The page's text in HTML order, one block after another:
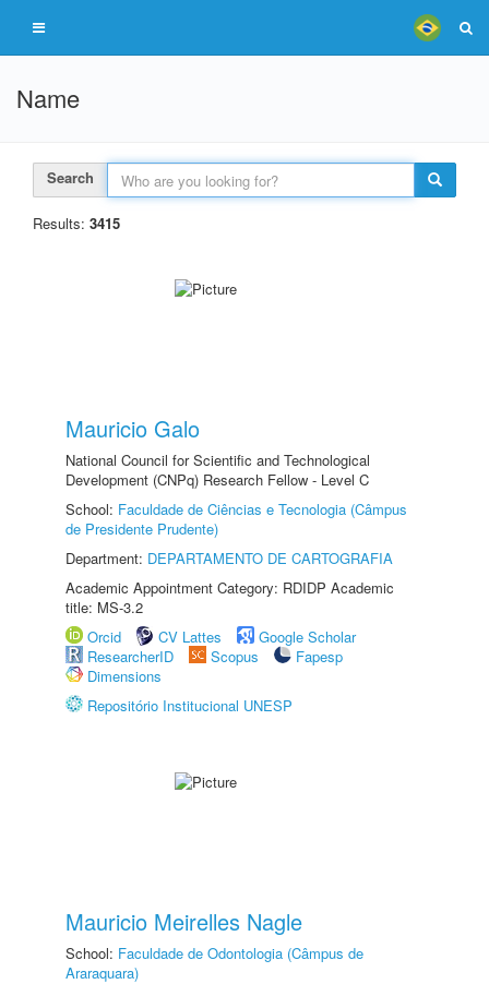
Name
Search
Results: 3415
Mauricio Galo
National Council for Scientific and Technological
Development (CNPq) Research Fellow - Level C
School: Faculdade de Ciências e Tecnologia (Câmpus
de Presidente Prudente)
Department: DEPARTAMENTO DE CARTOGRAFIA
Academic Appointment Category: RDIDP Academic
title: MS-3.2
Orcid
CV Lattes
Google Scholar
ResearcherID
Scopus
Fapesp
Dimensions
Repositório Institucional UNESP
Mauricio Meirelles Nagle
School: Faculdade de Odontologia (Câmpus de
Araraquara)